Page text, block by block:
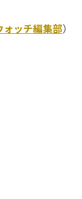
ォッチ編集部）